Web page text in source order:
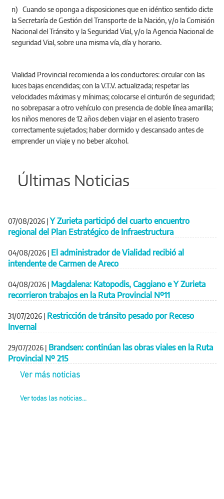
n) Cuando se oponga a disposiciones que en idéntico sentido dicte
la Secretaría de Gestión del Transporte de la Nación, y/o la Comisión
Nacional del Tránsito y la Seguridad Vial, y/o la Agencia Nacional de
seguridad Vial, sobre una misma vía, día y horario.
Vialidad Provincial recomienda a los conductores: circular con las
luces bajas encendidas; con la V.T.V. actualizada; respetar las
velocidades máximas y mínimas; colocarse el cinturón de seguridad;
no sobrepasar a otro vehículo con presencia de doble línea amarilla;
los niños menores de 12 años deben viajar en el asiento trasero
correctamente sujetados; haber dormido y descansado antes de
emprender un viaje y no beber alcohol.
Últimas Noticias
07/08/2026 | Y Zurieta participó del cuarto encuentro
regional del Plan Estratégico de Infraestructura
04/08/2026 | El administrador de Vialidad recibió al
intendente de Carmen de Areco
04/08/2026 | Magdalena: Katopodis, Caggiano e Y Zurieta
recorrieron trabajos en la Ruta Provincial Nº11
31/07/2026 | Restricción de tránsito pesado por Receso
Invernal
29/07/2026 | Brandsen: continúan las obras viales en la Ruta
Provincial Nº 215
Ver más noticias
Ver todas las noticias...